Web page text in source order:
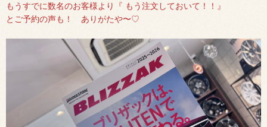
もうすでに数名のお客様より『 もう注文しておいて！！』
とご予約の声も！ ありがたや〜♡